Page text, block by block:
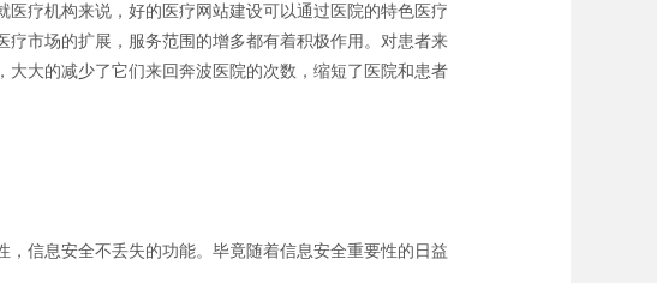
疗机构来说，好的医疗网站建设可以通过医院的特色医疗
市场的扩展，服务范围的增多都有着积极作用。对患者来
大的减少了它们来回奔波医院的次数，缩短了医院和患者
信息安全不丢失的功能。毕竟随着信息安全重要性的日益